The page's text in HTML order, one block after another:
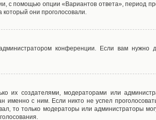
с помощью опции «Вариантов ответа», период
который они проголосовали.
конференции. Если вам
их создателями, модераторами или
именно с ним. Если никто не успел
то только модераторы или администраторы